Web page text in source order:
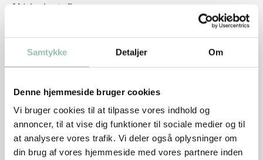
Samtykke Detaljer Om
Denne hjemmeside bruger cookies
Vi bruger cookies til at tilpasse vores indhold og
annoncer, til at vise dig funktioner til sociale medier og til
at analysere vores trafik. Vi deler også oplysninger om
din brug af vores hjemmeside med vores partnere inden
1½ kg kartofler
Sådan gør du
kødet i køleskab.
Dup kødet tørt med køkkenrulle. Krydr med peber.
Brun hurtigt kødet på alle sider - med fedtsiden
nedad først - i en gryde ved god varme.